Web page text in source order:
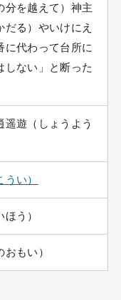
分を越えて）神主
だる）やいけにえ
に代わって台所に
しない」と断った
遥遊（しょうよう
い）
う）
もい）